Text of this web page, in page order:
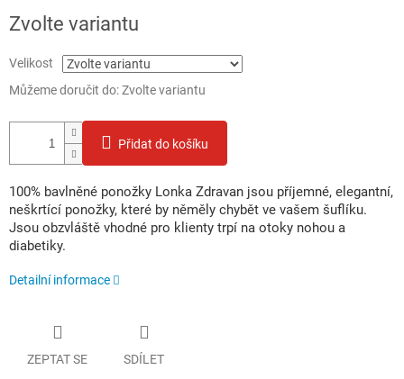
cena:
Zvolte variantu
Velikost
Můžeme doručit do:Zvolte variantu
Přidat do košíku
100% bavlněné ponožky Lonka Zdravan jsou příjemné, elegantní,
neškrtící ponožky, které by něměly chybět ve vašem šuflíku.
Jsou obzvláště vhodné pro klienty trpí na otoky nohou a
diabetiky.
Detailní informace
ZEPTAT SE SDÍLET